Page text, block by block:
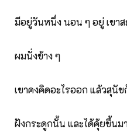
มีอยู่วันหนึ่ง นอน ๆ อยู่ เขา
ผมนั่งข้าง ๆ
เขาคงคิดอะไรออก แล้วสุนั
ฝังกระดูกนั้น และได้คุ้ยขึ้นม